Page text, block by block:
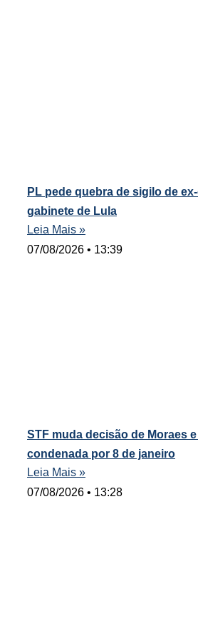
PL pede quebra de sigilo de
gabinete de Lula
Leia Mais »
07/08/2026
13:39
STF muda decisão de Moraes
condenada por 8 de janeiro
Leia Mais »
07/08/2026
13:28